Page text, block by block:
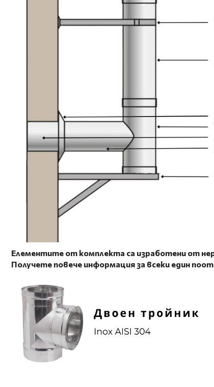
Елементите от комплекта са изработени от
Получете повече информация за всеки един